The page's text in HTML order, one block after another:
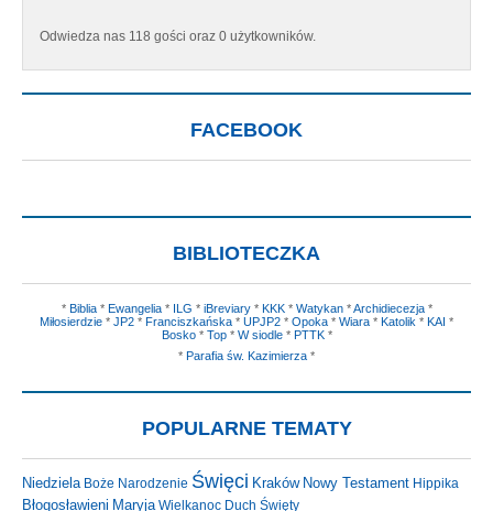
Odwiedza nas 118 gości oraz 0 użytkowników.
FACEBOOK
BIBLIOTECZKA
* Biblia* Ewangelia* ILG * iBreviary* KKK* Watykan*Archidiecezja*
Miłosierdzie * JP2 * Franciszkańska * UPJP2 * Opoka * Wiara * Katolik * KAI *
Bosko* Top* W siodle* PTTK*
* Parafia św. Kazimierza *
POPULARNE TEMATY
Niedziela Boże Narodzenie Święci Kraków Nowy Testament Hippika
Błogosławieni Maryja Wielkanoc Duch Święty